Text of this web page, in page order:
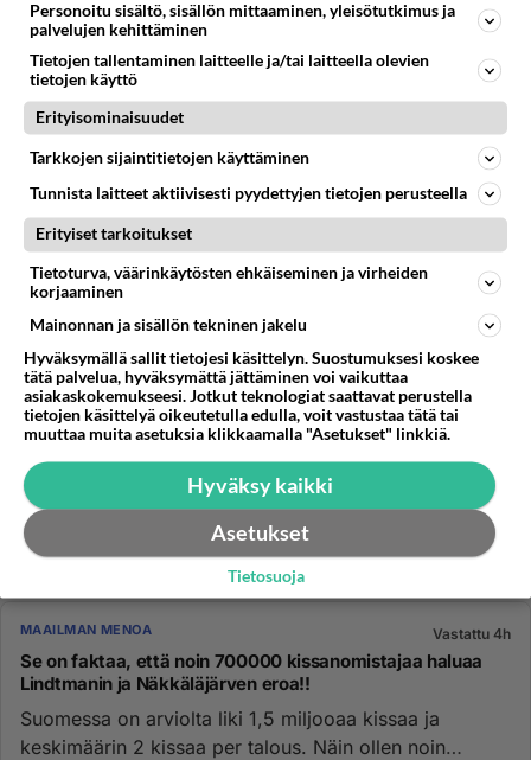
Vastattu 4h
Jumalauta! Nyt menee lujaa!
PS-kannatus on nousussa jytinällä. Luvassa on jälleen
jytky....
06.08.2026 06:10
MAAILMAN MENOA Vastattu 4h
Se on faktaa, että noin 700000 kissanomistajaa haluaa
Lindtmanin ja Näkkäläjärven eroa!!
Suomessa on arviolta liki 1,5 miljooaa kissaa ja
keskimäärin 2 kissaa per talous. Näin ollen noin
Personoitu sisältö, sisällön mittaaminen, yleisötutkimus ja
palvelujen kehittäminen
Tietojen tallentaminen laitteelle ja/tai laitteella olevien
tietojen käyttö
Erityisominaisuudet
Tarkkojen sijaintitietojen käyttäminen
Tunnista laitteet aktiivisesti pyydettyjen tietojen perusteella
Erityiset tarkoitukset
Tietoturva, väärinkäytösten ehkäiseminen ja virheiden
korjaaminen
Mainonnan ja sisällön tekninen jakelu
Hyväksymällä sallit tietojesi käsittelyn. Suostumuksesi koskee
tätä palvelua, hyväksymättä jättäminen voi vaikuttaa
asiakaskokemukseesi. Jotkut teknologiat saattavat perustella
tietojen käsittelyä oikeutetulla edulla, voit vastustaa tätä tai
muuttaa muita asetuksia klikkaamalla "Asetukset" linkkiä.
Hyväksy kaikki
Asetukset
Tietosuoja